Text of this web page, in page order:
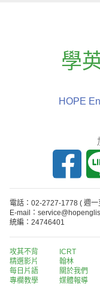
學
HOPE
電話：02-2727-1778 ( 週
E-mail：
統編：24746401
攻其不背
精選影片
每日片語
專欄教學
ICRT
翰林
關於我們
媒體報導